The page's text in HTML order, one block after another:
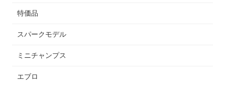
特価品
スパークモデル
ミニチャンプス
エブロ